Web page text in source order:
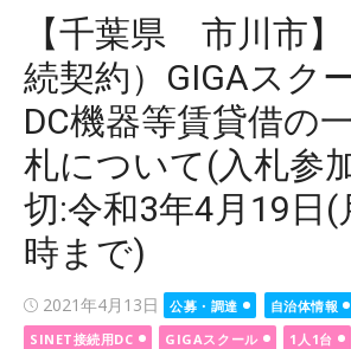
【千葉県 市川市
続契約）GIGAスク
DC機器等賃貸借の
札について(入札参
切:令和3年4月19日(
時まで)
Posted
on
2021年4月13日 公募・調達 自治体情報
SINET接続用DC GIGAスクール 1人1台